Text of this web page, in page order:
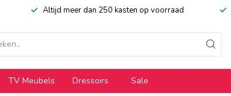
Altijd meer dan 250 kasten op voorraad
TV Meubels Dressoirs Sale